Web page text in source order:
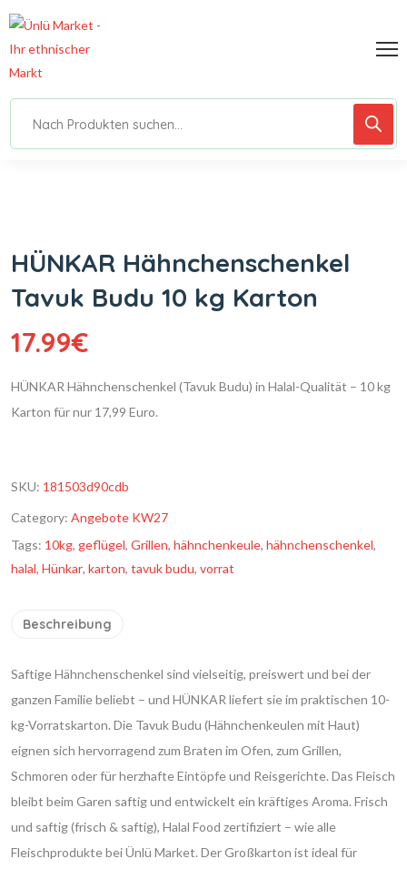
HÜNKAR Hähnchenschenkel
Tavuk Budu 10 kg Karton
17.99€
HÜNKAR Hähnchenschenkel (Tavuk Budu) in Halal-Qualität – 10 kg
Karton für nur 17,99 Euro.
SKU: 181503d90cdb
Category: Angebote KW27
Tags: 10kg, geflügel, Grillen, hähnchenkeule, hähnchenschenkel,
halal, Hünkar, karton, tavuk budu, vorrat
Beschreibung
Saftige Hähnchenschenkel sind vielseitig, preiswert und bei der
ganzen Familie beliebt – und HÜNKAR liefert sie im praktischen 10-
kg-Vorratskarton. Die Tavuk Budu (Hähnchenkeulen mit Haut)
eignen sich hervorragend zum Braten im Ofen, zum Grillen,
Schmoren oder für herzhafte Eintöpfe und Reisgerichte. Das Fleisch
bleibt beim Garen saftig und entwickelt ein kräftiges Aroma. Frisch
und saftig (frisch & saftig), Halal Food zertifiziert – wie alle
Fleischprodukte bei Ünlü Market. Der Großkarton ist ideal für